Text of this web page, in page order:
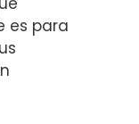
es para